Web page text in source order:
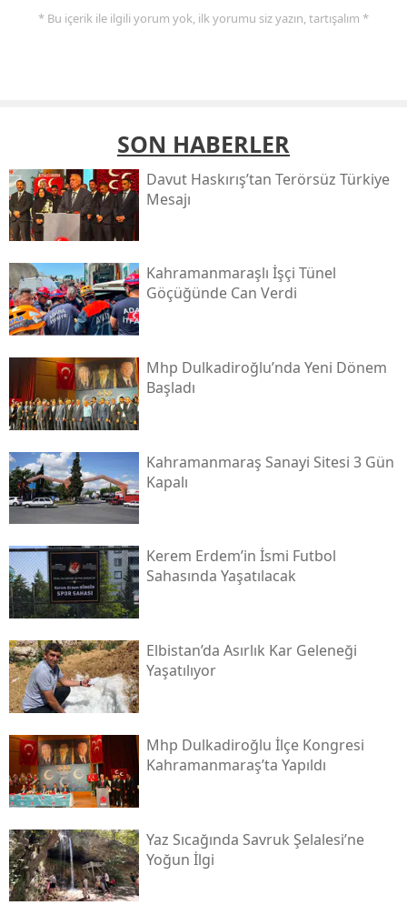
* Bu içerik ile ilgili yorum yok, ilk yorumu siz yazın, tartışalım *
SON HABERLER
Davut Haskırış’tan Terörsüz Türkiye
Mesajı
Kahramanmaraşlı İşçi Tünel
Göçüğünde Can Verdi
Mhp Dulkadiroğlu’nda Yeni Dönem
Başladı
Kahramanmaraş Sanayi Sitesi 3 Gün
Kapalı
Kerem Erdem’in İsmi Futbol
Sahasında Yaşatılacak
Elbistan’da Asırlık Kar Geleneği
Yaşatılıyor
Mhp Dulkadiroğlu İlçe Kongresi
Kahramanmaraş’ta Yapıldı
Yaz Sıcağında Savruk Şelalesi’ne
Yoğun İlgi